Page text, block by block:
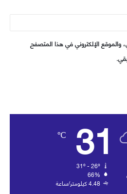
والموقع الإلكتروني في هذا المتصفح
31
℃
66%
4.48 كيلومتر/ساعة